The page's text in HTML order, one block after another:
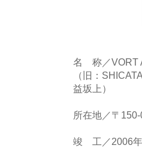
名 称／VORT
（旧：
益坂上）
所在地／〒
竣 工／2006年